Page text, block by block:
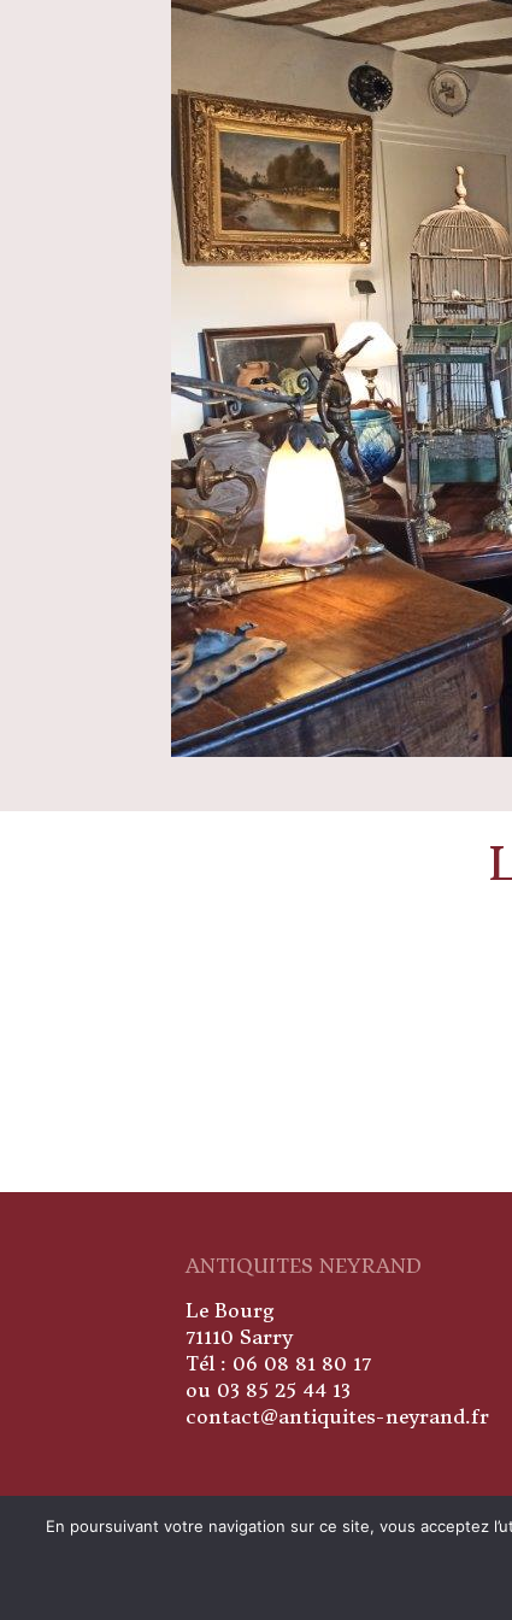
ANTIQUITES NEYRAND
Le Bourg
71110 Sarry
Tél : 06 08 81 80 17
ou 03 85 25 44 13
contact@antiquites-neyrand.fr
En poursuivant votre navigation sur ce site, vous acceptez